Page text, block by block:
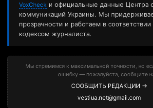
VoxCheck и официальные данные Центра
коммуникаций Украины. Мы
прозрачности и работаем в соответствии
кодексом журналиста.
Мы стремимся к максимальной точности, но
ошибку — пожалуйста, сообщите
СООБЩИТЬ РЕДАКЦИИ →
vestiua.net@gmail.com